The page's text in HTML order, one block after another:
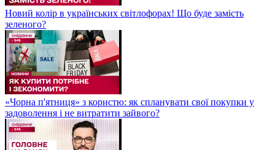
Новий колір в українських світлофорах! Що буде замість
зеленого?
«Чорна п'ятниця» з користю: як спланувати свої покупки у
задоволення і не витратити зайвого?